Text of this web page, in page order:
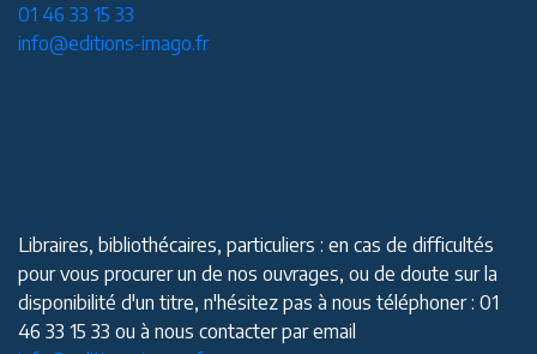
01 46 33 15 33
info@editions-imago.fr
Libraires, bibliothécaires, particuliers : en cas de difficultés
pour vous procurer un de nos ouvrages, ou de doute sur la
disponibilité d'un titre, n'hésitez pas à nous téléphoner : 01
46 33 15 33 ou à nous contacter par email